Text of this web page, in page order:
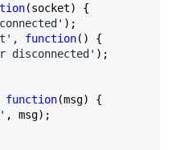
(socket) {
);
function() {
disconnected' );
function(msg) {
, msg);